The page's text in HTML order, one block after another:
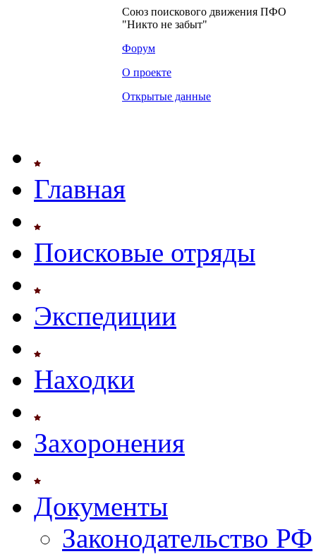
Союз поискового движения ПФО
"Никто не забыт"
Форум
О проекте
Открытые данные
Главная
Поисковые отряды
Экспедиции
Находки
Захоронения
Документы
Законодательство РФ